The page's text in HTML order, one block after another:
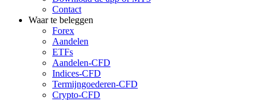
Contact
Waar te beleggen
Forex
Aandelen
ETFs
Aandelen-CFD
Indices-CFD
Termijngoederen-CFD
Crypto-CFD